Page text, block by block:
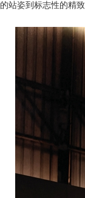
的站姿到标志性的精